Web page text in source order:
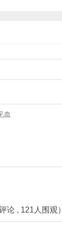
论 , 121人围观）